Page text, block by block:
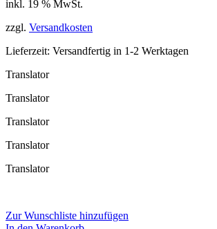
inkl. 19 % MwSt.
zzgl. Versandkosten
Lieferzeit: Versandfertig in 1-2 Werktagen
Translator
Translator
Translator
Translator
Translator
Zur Wunschliste hinzufügen